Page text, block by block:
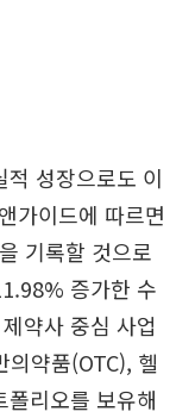
성장으로도 이
가이드에 따르면
기록할 것으로
증가한 수
약사 중심 사업
약품(OTC), 헬
리오를 보유해